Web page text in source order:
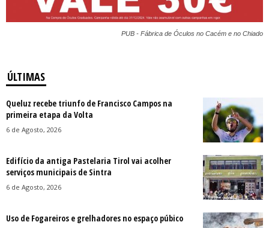
PUB - Fábrica de Óculos no Cacém e no Chiado
ÚLTIMAS
Queluz recebe triunfo de Francisco Campos na
primeira etapa da Volta
6 de Agosto, 2026
Edifício da antiga Pastelaria Tirol vai acolher
serviços municipais de Sintra
6 de Agosto, 2026
Uso de Fogareiros e grelhadores no espaço púbico